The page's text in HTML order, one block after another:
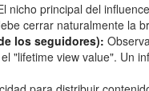
nicho principal del
cerrar naturalmente la
los seguidores):
"lifetime view value". Un